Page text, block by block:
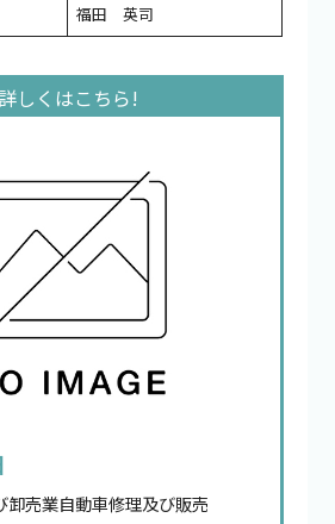
福田 英司
卸売業自動車修理及び販売